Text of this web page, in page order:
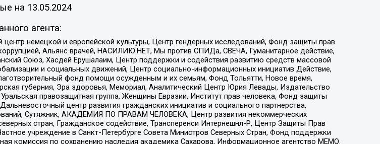
на 13.05.2024
агента:
немецкой и европейской культуры, Центр гендерных исследований, Фонд защиты прав
Альянс врачей, НАСИЛИЮ.НЕТ, Мы против СПИДа, СВЕЧА, Гуманитарное действие,
Союз, Хасдей Ерушалаим, Центр поддержки и содействия развитию средств массовой
и социальных движений, Центр социально-информационных инициатив Действие,
фонд помощи осужденным и их семьям, Фонд Тольятти, Новое время,
губерния, Эра здоровья, Мемориал, Аналитический Центр Юрия Левады, Издательство
правозащитная группа, Женщины Евразии, Институт прав человека, Фонд защиты
центр развития гражданских инициатив и социального партнерства,
Сутяжник, АКАДЕМИЯ ПО ПРАВАМ ЧЕЛОВЕКА, Центр развития некоммерческих
стран, Гражданское содействие, Трансперенси Интернешнл-Р, Центр Защиты Прав
учреждение в Санкт-Петербурге Совета Министров Северных Стран, Фонд поддержки
комиссия по сохранению наследия академика Сахарова, Информационное агентство МЕМО.